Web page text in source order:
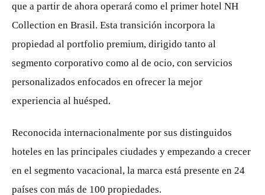
que a partir de ahora operará como el primer hotel NH
Collection en Brasil. Esta transición incorpora la
propiedad al portfolio premium, dirigido tanto al
segmento corporativo como al de ocio, con servicios
personalizados enfocados en ofrecer la mejor
experiencia al huésped.
Reconocida internacionalmente por sus distinguidos
hoteles en las principales ciudades y empezando a crecer
en el segmento vacacional, la marca está presente en 24
países con más de 100 propiedades.